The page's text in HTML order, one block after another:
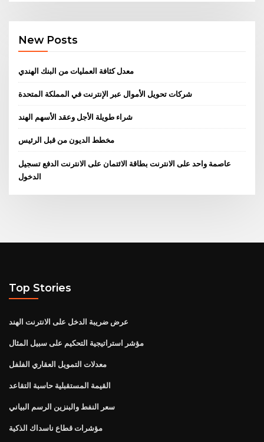
New Posts
معدل كثافة العمليات من البنك الهندي
شركات تحويل الأموال عبر الإنترنت في المملكة المتحدة
شراء طويلة الأجل وعقد الأسهم الهند
مخطط الديون من قبل الرئيس
عاصمة واحد على الانترنت بطاقة الائتمان على الانترنت الدفع تسجيل
الدخول
Top Stories
عرض ضريبة الدخل على الانترنت الهند
مؤشر استراتيجية التحكيم على سبيل المثال
معدلات التمويل العقاري الفلفل
القيمة المستقبلية حاسبة التقاعد
سعر النفط والبنزين الرسم البياني
مؤشرات قطاع ناسداك الذكية